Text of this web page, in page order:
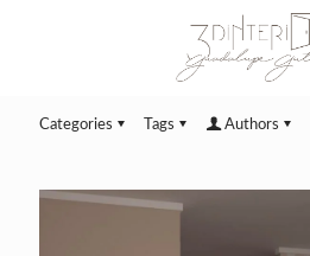
Categories Tags Authors